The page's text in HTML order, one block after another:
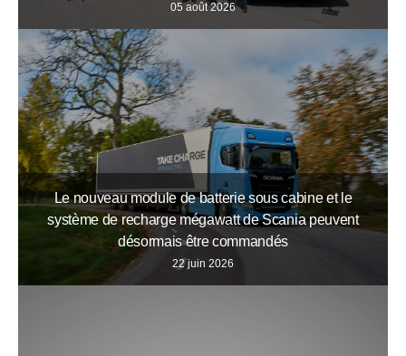
05 août 2026
Le nouveau module de batterie sous cabine et le
système de recharge mégawatt de Scania peuvent
désormais être commandés
22 juin 2026